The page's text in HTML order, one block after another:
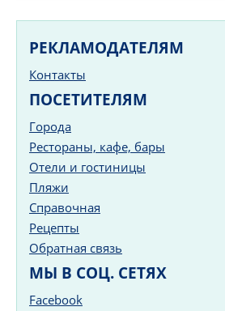
РЕЦЕПТЫ
ПРЕДЛОЖЕНИЯ
СТАТЬИ
УСЛУГИ
РЕКЛАМОДАТЕЛЯМ
Контакты
ПОСЕТИТЕЛЯМ
Города
Рестораны, кафе, бары
Отели и гостиницы
Пляжи
Справочная
Рецепты
Обратная связь
МЫ В СОЦ. СЕТЯХ
Facebook